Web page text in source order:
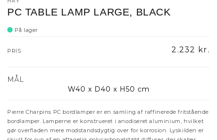
PC TABLE LAMP LARGE, BLACK
På lager
PRIS 2.232 kr.
MÅL
W40 x D40 x H50 cm
Pierre Charpins PC bordlamper er en samling af raffinerede fritstående
bordlamper. Lamperne er konstrueret i anodiseret aluminium, hvilket
gør overfladen mere modstandsdygtig over for korrosion. Lyskilden er